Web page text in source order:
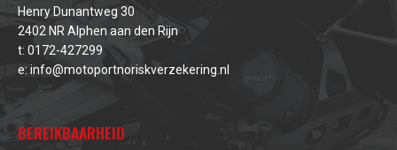
Henry Dunantweg 30
2402 NR Alphen aan den Rijn
t: 0172-427299
e: info@motoportnoriskverzekering.nl
BEREIKBAARHEID